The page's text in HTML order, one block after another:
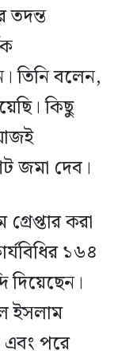
তদন্ত
তিনি বলেন,
কিছু
জমা দেব।
করা
১৬৪
দিয়েছেন।
ইসলাম
এবং পরে